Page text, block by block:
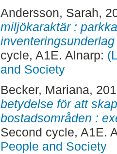
Andersson, Sarah,
miljökaraktär :
cycle, A1E. Alnarp:
and Society
Becker, Mariana,
betydelse för att
bostadsområden :
Second cycle, A1E.
People and Society